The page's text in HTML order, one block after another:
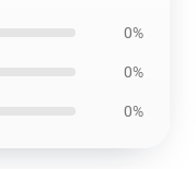
0%
0%
0%